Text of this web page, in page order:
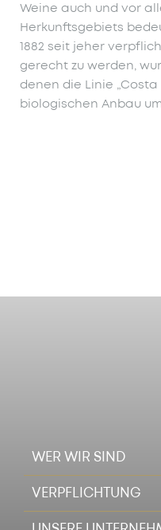
Weine auch und vor
Herkunftsgebiets
1882 seit jeher
gerecht zu werden,
denen die Linie
biologischen Anbau
WER WIR SIND
VERPFLICHTUNG